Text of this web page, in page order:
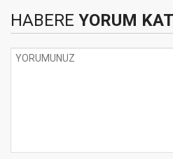
HABERE YORUM KAT